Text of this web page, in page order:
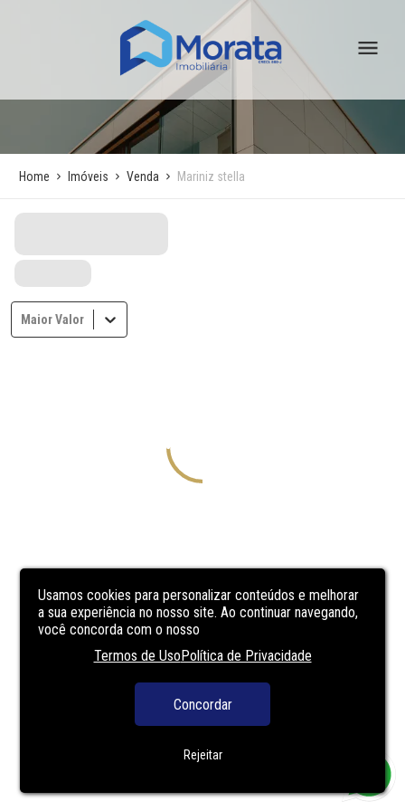
Usamos cookies para personalizar conteúdos e melhorar
a sua experiência no nosso site. Ao continuar navegando,
você concorda com o nosso
Termos de UsoPolítica de Privacidade
Concordar
Rejeitar
Home Imóveis Venda Mariniz stella
Maior Valor